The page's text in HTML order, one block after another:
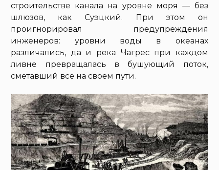
строительстве канала на уровне моря — без
шлюзов, как Суэцкий. При этом он
проигнорировал предупреждения
инженеров: уровни воды в океанах
различались, да и река Чагрес при каждом
ливне превращалась в бушующий поток,
сметавший всё на своём пути.